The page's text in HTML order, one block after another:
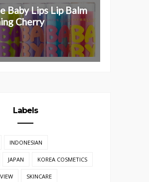
Baby Lips Lip Balm
Cherry
Labels
INDONESIAN
JAPAN KOREA COSMETICS
SKINCARE